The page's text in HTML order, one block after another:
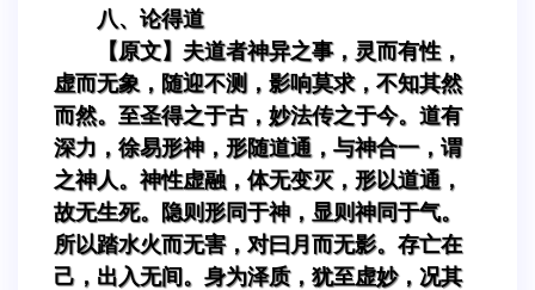
八、论得道
【原文】夫道者神异之事，灵而有性，
虚而无象，随迎不测，影响莫求，不知其然
而然。至圣得之于古，妙法传之于今。道有
深力，徐易形神，形随道通，与神合一，谓
之神人。神性虚融，体无变灭，形以道通，
故无生死。隐则形同于神，显则神同于气。
所以踏水火而无害，对曰月而无影。存亡在
己，出入无间。身为泽质，犹至虚妙，况其